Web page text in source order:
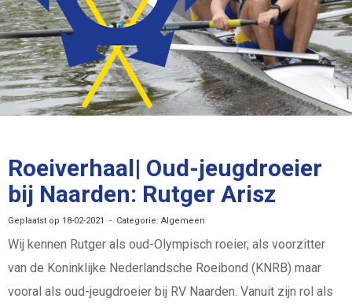
Roeiverhaal| Oud-jeugdroeier
bij Naarden: Rutger Arisz
Geplaatst op 18-02-2021 - Categorie: Algemeen
Wij kennen Rutger als oud-Olympisch roeier, als voorzitter
van de Koninklijke Nederlandsche Roeibond (KNRB) maar
vooral als oud-jeugdroeier bij RV Naarden. Vanuit zijn rol als